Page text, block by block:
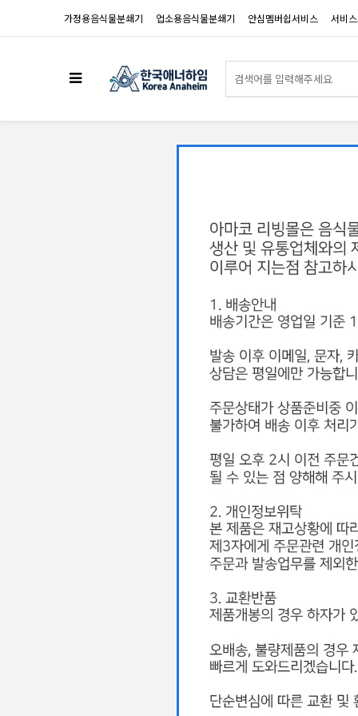
가정용음식물분쇄기 업소용음식물분쇄기 안심멤버쉽서비스 서비